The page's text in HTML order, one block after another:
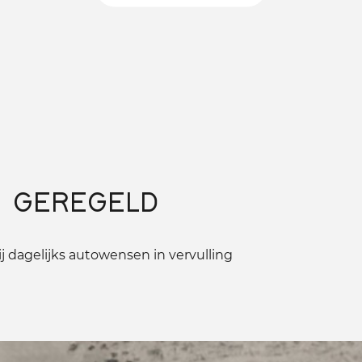
autowensen in vervulling